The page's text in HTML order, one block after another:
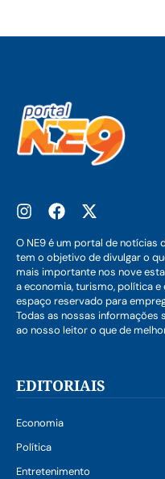
O NE9 é um portal de notícias
tem o objetivo de divulgar o
mais importante nos nove
a economia, turismo, política
espaço reservado para
Todas as nossas informações
ao nosso leitor o que de
EDITORIAIS
Economia
Política
Entretenimento